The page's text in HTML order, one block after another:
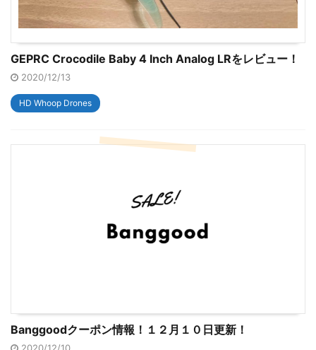
GEPRC Crocodile Baby 4 Inch Analog LRをレビュー！
2020/12/13
HD Whoop Drones
Banggoodクーポン情報！１２月１０日更新！